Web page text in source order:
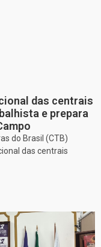
das centrais
e prepara
do Brasil (CTB)
das centrais